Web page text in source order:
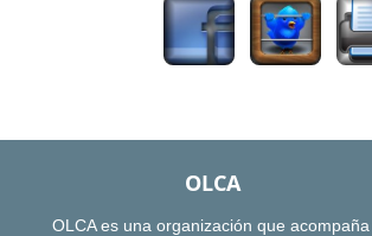
OLCA
OLCA es una organización que acompaña